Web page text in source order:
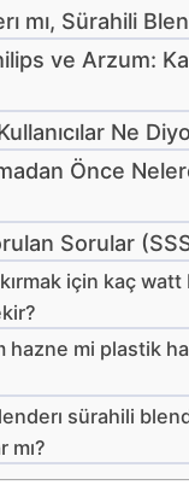
mı, Sürahili
ve Arzum:
Ne
Önce
Sorular
için kaç
hazne mi plastik
sürahili
mı?